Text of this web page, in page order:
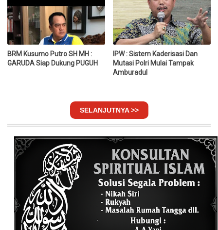
BRM Kusumo Putro SH MH :
GARUDA Siap Dukung PUGUH
IPW : Sistem Kaderisasi Dan
Mutasi Polri Mulai Tampak
Amburadul
SELANJUTNYA >>